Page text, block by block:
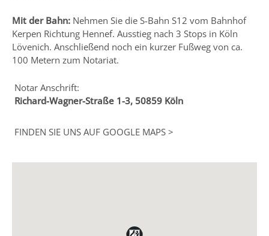
Mit der Bahn: Nehmen Sie die S-Bahn S12 vom Bahnhof
Kerpen Richtung Hennef. Ausstieg nach 3 Stops in Köln
Lövenich. Anschließend noch ein kurzer Fußweg von ca.
100 Metern zum Notariat.
Notar Anschrift:
Richard-Wagner-Straße 1-3, 50859 Köln
FINDEN SIE UNS AUF GOOGLE MAPS >